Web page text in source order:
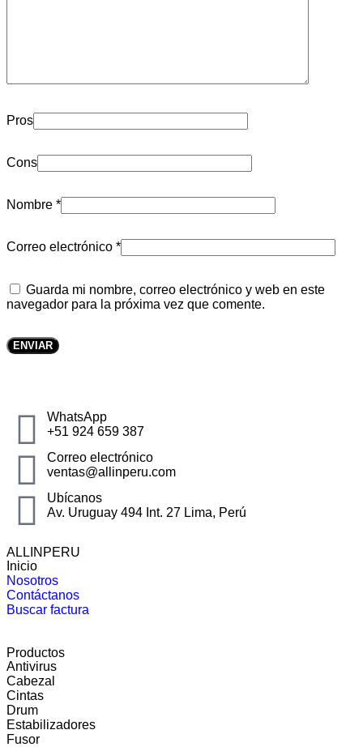
Pros
Cons
Nombre *
Correo electrónico *
Guarda mi nombre, correo electrónico y web en este
navegador para la próxima vez que comente.
WhatsApp
+51 924 659 387
Correo electrónico
ventas@allinperu.com
Ubícanos
Av. Uruguay 494 Int. 27 Lima, Perú
ALLINPERU
Inicio
Nosotros
Contáctanos
Buscar factura
Productos
Antivirus
Cabezal
Cintas
Drum
Estabilizadores
Fusor